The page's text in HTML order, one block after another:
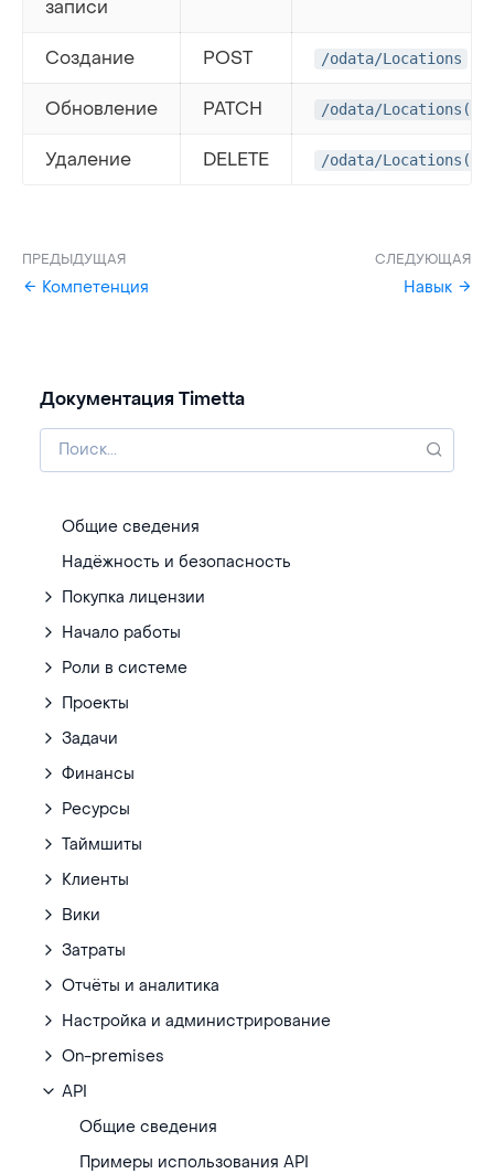
Документация Timetta
Общие сведения
Надёжность и безопасность
Покупка лицензии
Начало работы
Роли в системе
Проекты
Задачи
Финансы
Ресурсы
Таймшиты
Клиенты
Вики
Затраты
Отчёты и аналитика
Настройка и администрирование
On-premises
API
Общие сведения
Примеры использования API
записи
Создание POST /odata/Locations
Обновление PATCH /odata/
Удаление DELETE /odata/
ПРЕДЫДУЩАЯ
Компетенция
СЛЕДУЮЩАЯ
Навык